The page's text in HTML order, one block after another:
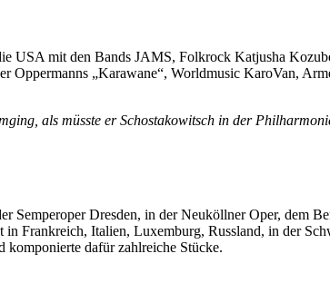
USA mit den Bands JAMS, Folkrock Katjusha
„Karawane“, Worldmusic KaroVan,
als müsste er Schostakowitsch in der
Semperoper Dresden, in der Neuköllner Oper, dem
Frankreich, Italien, Luxemburg, Russland, in der
komponierte dafür zahlreiche Stücke.